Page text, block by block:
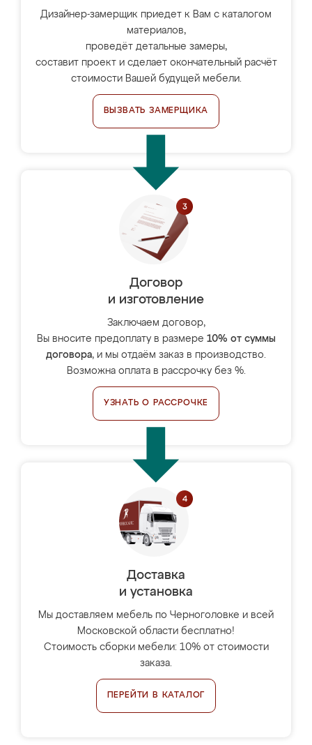
Дизайнер-замерщик приедет к Вам с каталогом
материалов,
проведёт детальные замеры,
составит проект и сделает окончательный расчёт
стоимости Вашей будущей мебели.
ВЫЗВАТЬ ЗАМЕРЩИКА
Договор
и изготовление
Заключаем договор,
Вы вносите предоплату в размере 10% от суммы
договора, и мы отдаём заказ в производство.
Возможна оплата в рассрочку без %.
УЗНАТЬ О РАССРОЧКЕ
Доставка
и установка
Мы доставляем мебель по Черноголовке и всей
Московской области бесплатно!
Стоимость сборки мебели: 10% от стоимости
заказа.
ПЕРЕЙТИ В КАТАЛОГ